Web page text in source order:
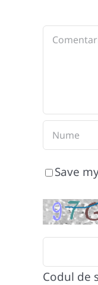
Comment
Save
Codul de